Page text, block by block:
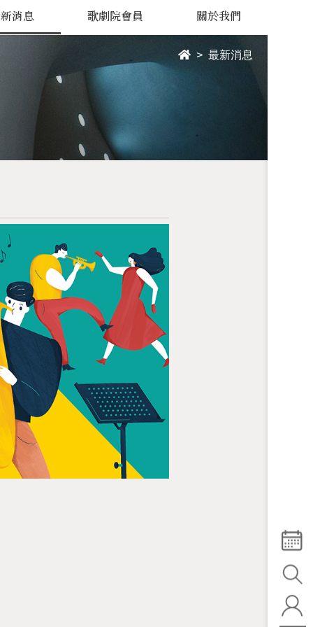
消息 歌劇院會員 關於我們
最新消息